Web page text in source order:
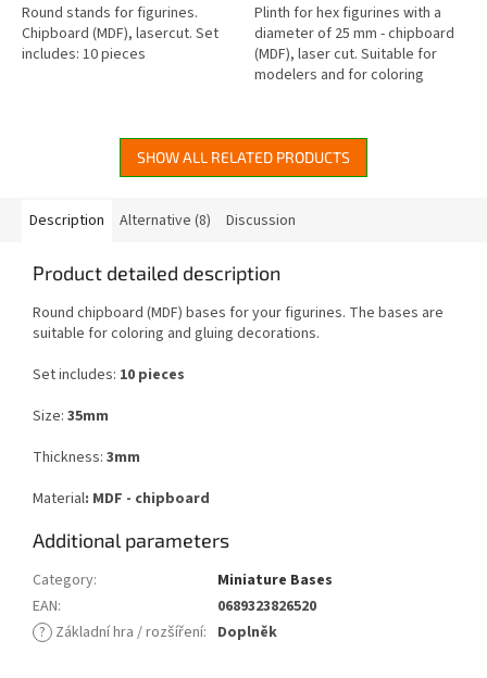
out
of
5
Round stands for figurines.
Chipboard (MDF), lasercut. Set
includes: 10 pieces
out
of
5
stars.
Plinth for hex figurines with a
diameter of 25 mm - chipboard
(MDF), laser cut. Suitable for
modelers and for coloring
SHOW ALL RELATED PRODUCTS
Description Alternative (8) Discussion
Product detailed description
Round chipboard (MDF) bases for your figurines. The bases are
suitable for coloring and gluing decorations.
Set includes: 10 pieces
Size: 35mm
Thickness: 3mm
Material: MDF - chipboard
Additional parameters
Category:
Miniature Bases
EAN:
0689323826520
? Základní hra / rozšíření: Doplněk